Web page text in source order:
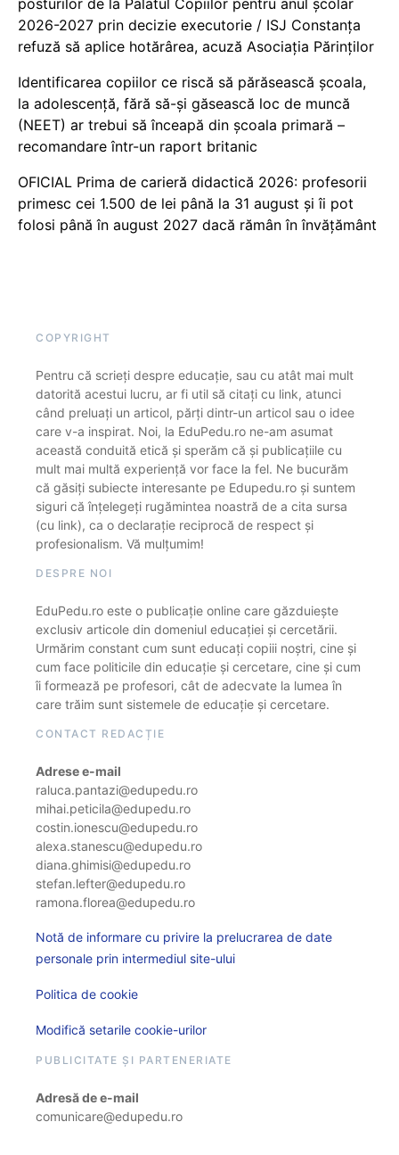
posturilor de la Palatul Copiilor pentru anul școlar
2026-2027 prin decizie executorie / ISJ Constanța
refuză să aplice hotărârea, acuză Asociația Părinților
Identificarea copiilor ce riscă să părăsească școala,
la adolescență, fără să-și găsească loc de muncă
(NEET) ar trebui să înceapă din școala primară –
recomandare într-un raport britanic
OFICIAL Prima de carieră didactică 2026: profesorii
primesc cei 1.500 de lei până la 31 august și îi pot
folosi până în august 2027 dacă rămân în învățământ
COPYRIGHT
Pentru că scrieți despre educație, sau cu atât mai mult
datorită acestui lucru, ar fi util să citați cu link, atunci
când preluați un articol, părți dintr-un articol sau o idee
care v-a inspirat. Noi, la EduPedu.ro ne-am asumat
această conduită etică și sperăm că și publicațiile cu
mult mai multă experiență vor face la fel. Ne bucurăm
că găsiți subiecte interesante pe Edupedu.ro și suntem
siguri că înțelegeți rugămintea noastră de a cita sursa
(cu link), ca o declarație reciprocă de respect și
profesionalism. Vă mulțumim!
DESPRE NOI
EduPedu.ro este o publicație online care găzduiește
exclusiv articole din domeniul educației și cercetării.
Urmărim constant cum sunt educați copiii noștri, cine și
cum face politicile din educație și cercetare, cine și cum
îi formează pe profesori, cât de adecvate la lumea în
care trăim sunt sistemele de educație și cercetare.
CONTACT REDACȚIE
Adrese e-mail
raluca.pantazi@edupedu.ro
mihai.peticila@edupedu.ro
costin.ionescu@edupedu.ro
alexa.stanescu@edupedu.ro
diana.ghimisi@edupedu.ro
stefan.lefter@edupedu.ro
ramona.florea@edupedu.ro
Notă de informare cu privire la prelucrarea de date
personale prin intermediul site-ului
Politica de cookie
Modifică setarile cookie-urilor
PUBLICITATE ȘI PARTENERIATE
Adresă de e-mail
comunicare@edupedu.ro